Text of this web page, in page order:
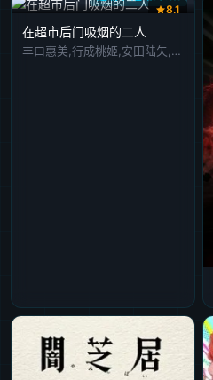
8.1
在超市后门吸烟的二人
丰口惠美,行成桃姬,安田陆矢,佐藤拓也,星希成奏